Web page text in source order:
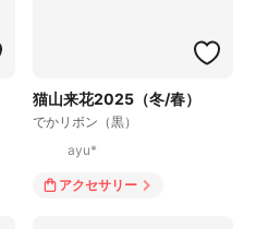
猫山来花2025（冬/春）
でかリボン（黒）
ayu*
アクセサリー